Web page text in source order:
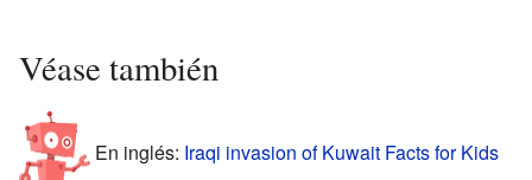
Véase también
En inglés: Iraqi invasion of Kuwait Facts for Kids